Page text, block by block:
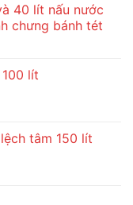
40 lít nấu nước
chưng bánh tét
lít
tâm 150 lít